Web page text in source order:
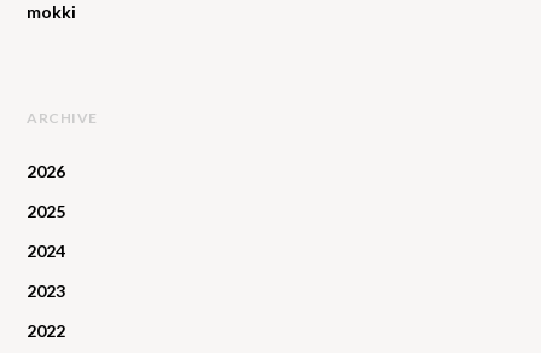
mokki
ARCHIVE
2026
2025
2024
2023
2022